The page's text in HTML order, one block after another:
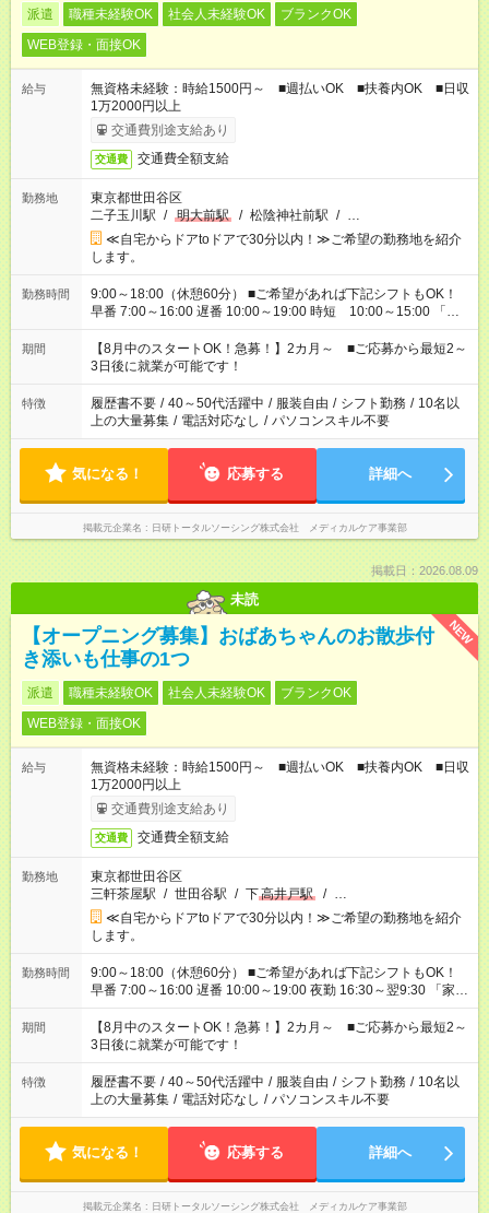
派遣 職種未経験OK 社会人未経験OK
ブランクOK
WEB登録・面接OK
給与
無資格未経験：時給1500円～ ■週払いOK ■扶養内OK ■日収
1万2000円以上
交通費別途支給あり
交通費 交通費全額支給
勤務地
東京都世田谷区
二子玉川駅 / 明大前駅 / 松陰神社前駅 / …
≪自宅からドアtoドアで30分以内！≫ご希望の勤務地を紹介
します。
勤務時間
9:00～18:00（休憩60分） ■ご希望があれば下記シフトもOK！
早番 7:00～16:00 遅番 10:00～19:00 時短 10:00～15:00 「家
族と休みを合わせたい」 「余裕を持って夕飯の準備がしたい」
「できれば残業はしたくない」 など、ご希望を教えてください
ね。 ※Wワーク希望の方へ 今ご覧のお仕事で希望する勤務時間
と、もう1つのお仕事の勤務時間。 合計で週40時間を超える場
合は応募できません。
期間
【8月中のスタートOK！急募！】2カ月～ ■ご応募から最短2～
3日後に就業が可能です！
特徴 履歴書不要 / 40～50代活躍中 / 服装自由 / シフト勤務 / 10名以
上の大量募集 / 電話対応なし / パソコンスキル不要
気になる！ 応募する 詳細へ
掲載元企業名 日研トータルソーシング株式会社 メディカルケア事業部
掲載日：2026.08.09
未読
NEW
【オープニング募集】おばあちゃんのお散歩付
き添いも仕事の1つ
派遣 職種未経験OK 社会人未経験OK
ブランクOK
WEB登録・面接OK
給与
無資格未経験：時給1500円～ ■週払いOK ■扶養内OK ■日収
1万2000円以上
交通費別途支給あり
交通費 交通費全額支給
勤務地
東京都世田谷区
三軒茶屋駅 / 世田谷駅 / 下高井戸駅 / …
≪自宅からドアtoドアで30分以内！≫ご希望の勤務地を紹介
します。
勤務時間
9:00～18:00（休憩60分） ■ご希望があれば下記シフトもOK！
早番 7:00～16:00 遅番 10:00～19:00 夜勤 16:30～翌9:30 「家族
と休みを合わせたい」 「余裕を持って夕飯の準備がしたい」
「できれば残業はしたくない」 など、ご希望を教えてください
ね。 ※Wワーク希望の方へ 今ご覧のお仕事で希望する勤務時間
と、もう1つのお仕事の勤務時間。 合計で週40時間を超える場
合は応募できません。
期間
【8月中のスタートOK！急募！】2カ月～ ■ご応募から最短2～
3日後に就業が可能です！
特徴 履歴書不要 / 40～50代活躍中 / 服装自由 / シフト勤務 / 10名以
上の大量募集 / 電話対応なし / パソコンスキル不要
気になる！ 応募する 詳細へ
掲載元企業名 日研トータルソーシング株式会社 メディカルケア事業部